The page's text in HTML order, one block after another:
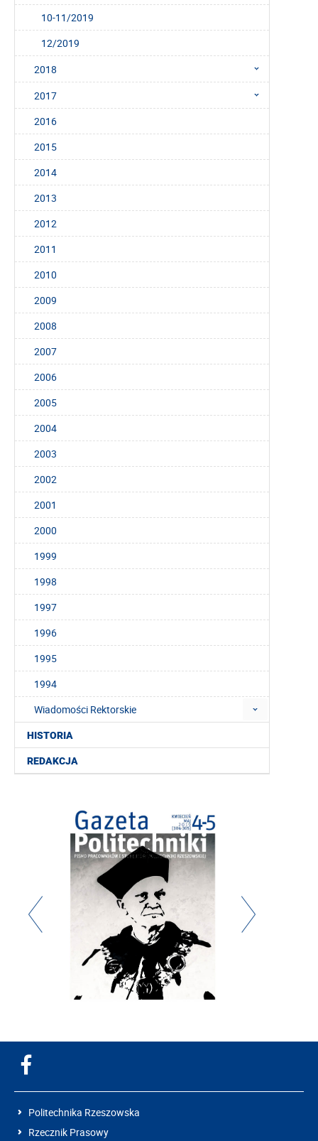
10-11/2019
12/2019
2018
2017
2016
2015
2014
2013
2012
2011
2010
2009
2008
2007
2006
2005
2004
2003
2002
2001
2000
1999
1998
1997
1996
1995
1994
Wiadomości Rektorskie
HISTORIA
REDAKCJA
Politechnika Rzeszowska
Rzecznik Prasowy